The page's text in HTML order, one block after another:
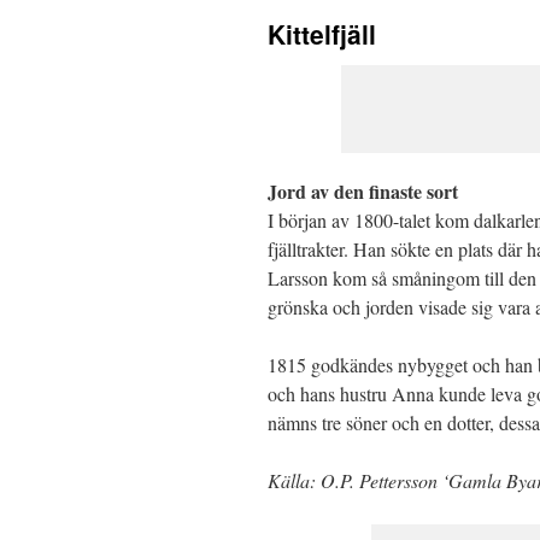
Kittelfjäll
Jord av den finaste sort
I början av 1800-talet kom
fjälltrakter. Han sökte en plats där
Larsson kom så småningom till
grönska och jorden visade sig vara
1815 godkändes nybygget och
och hans hustru Anna kunde leva
nämns tre söner och en dotter,
Källa: O.P. Pettersson ‘Gamla